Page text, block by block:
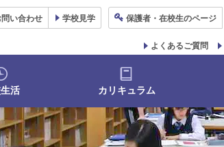
問い合わせ 学校見学 保護者 ・在校生のページ
よくあるご質問
活 カリキュラム